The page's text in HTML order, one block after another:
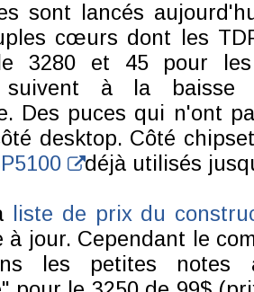
sont lancés
cœurs dont les
3280 et 45 pour
suivent à la baisse
Des puces qui n'ont
desktop. Côté
déjà utilisés
liste de prix du
à jour. Cependant le
les petites